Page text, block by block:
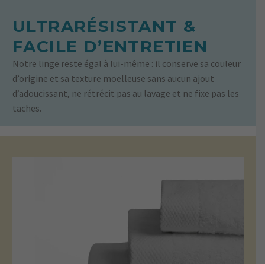
ULTRARÉSISTANT &
FACILE D’ENTRETIEN
Notre linge reste égal à lui-même : il conserve sa couleur
d’origine et sa texture moelleuse sans aucun ajout
d’adoucissant, ne rétrécit pas au lavage et ne fixe pas les
taches.